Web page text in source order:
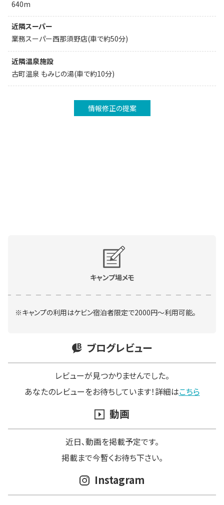
640m
近隣スーパー
業務スーパー西那須野店(車で約50分)
近隣温泉施設
古町温泉 もみじの湯(車で約10分)
情報修正の提案
※キャンプの利用はケビン宿泊者限定で2000円～利用可能。
ブログレビュー
レビューが見つかりませんでした。
あなたのレビューをお待ちしています！詳細はこちら
動画
近日､動画を掲載予定です。
掲載まで今暫くお待ち下さい。
Instagram